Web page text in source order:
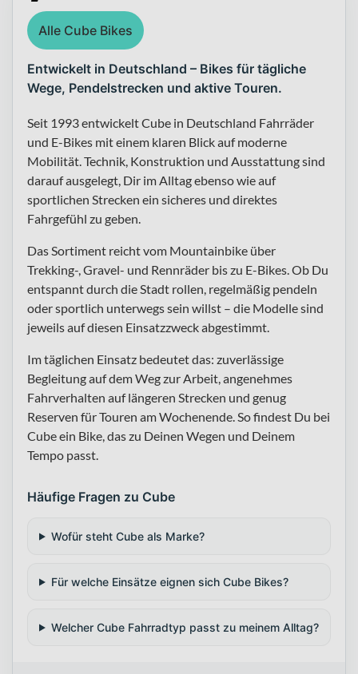
Alle Cube Bikes
Entwickelt in Deutschland – Bikes für tägliche
Wege, Pendelstrecken und aktive Touren.
Seit 1993 entwickelt Cube in Deutschland Fahrräder
und E-Bikes mit einem klaren Blick auf moderne
Mobilität. Technik, Konstruktion und Ausstattung sind
darauf ausgelegt, Dir im Alltag ebenso wie auf
sportlichen Strecken ein sicheres und direktes
Fahrgefühl zu geben.
Das Sortiment reicht vom Mountainbike über
Trekking-, Gravel- und Rennräder bis zu E-Bikes. Ob Du
entspannt durch die Stadt rollen, regelmäßig pendeln
oder sportlich unterwegs sein willst – die Modelle sind
jeweils auf diesen Einsatzzweck abgestimmt.
Im täglichen Einsatz bedeutet das: zuverlässige
Begleitung auf dem Weg zur Arbeit, angenehmes
Fahrverhalten auf längeren Strecken und genug
Reserven für Touren am Wochenende. So findest Du bei
Cube ein Bike, das zu Deinen Wegen und Deinem
Tempo passt.
Häufige Fragen zu Cube
Wofür steht Cube als Marke?
Für welche Einsätze eignen sich Cube Bikes?
Welcher Cube Fahrradtyp passt zu meinem Alltag?